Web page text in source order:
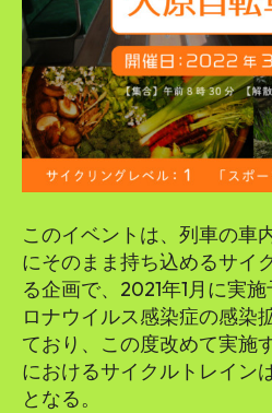
このイベントは、列車の車
にそのまま持ち込めるサイ
る企画で、2021年1月に実
ロナウイルス感染症の感染
ており、この度改めて実施
におけるサイクルトレイン
となる。